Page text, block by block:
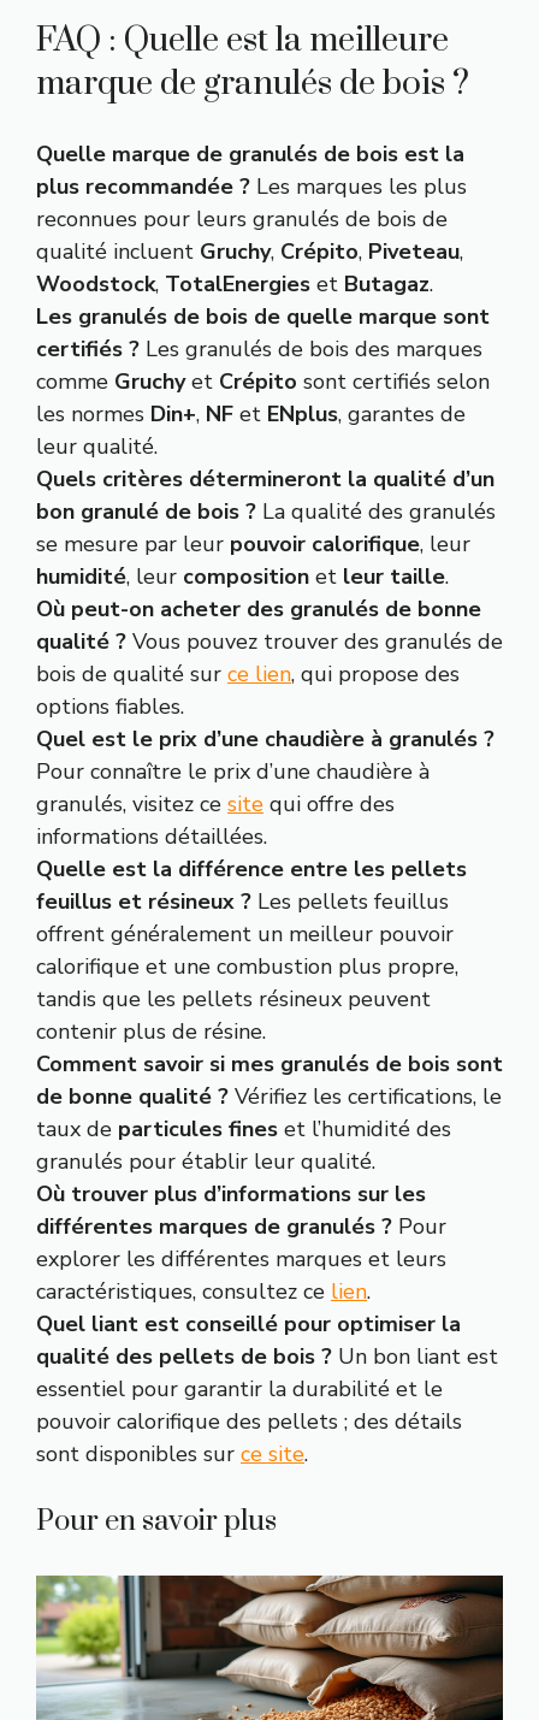
FAQ : Quelle est la meilleure
marque de granulés de bois ?
Quelle marque de granulés de bois est la
plus recommandée ? Les marques les plus
reconnues pour leurs granulés de bois de
qualité incluent Gruchy, Crépito, Piveteau,
Woodstock, TotalEnergies et Butagaz.
Les granulés de bois de quelle marque sont
certifiés ? Les granulés de bois des marques
comme Gruchyet Crépito sont certifiés selon
les normes Din+, NF et ENplus, garantes de
leur qualité.
Quels critères détermineront la qualité d’un
bon granulé de bois ? La qualité des granulés
se mesure par leur pouvoir calorifique, leur
humidité, leur composition et leur taille.
Où peut-on acheter des granulés de bonne
qualité ? Vous pouvez trouver des granulés de
bois de qualité sur ce lien, qui propose des
options fiables.
Quel est le prix d’une chaudière à granulés ?
Pour connaître le prix d’une chaudière à
granulés, visitez ce site qui offre des
informations détaillées.
Quelle est la différence entre les pellets
feuillus et résineux ? Les pellets feuillus
offrent généralement un meilleur pouvoir
calorifique et une combustion plus propre,
tandis que les pellets résineux peuvent
contenir plus de résine.
Comment savoir si mes granulés de bois sont
de bonne qualité ? Vérifiez les certifications, le
taux de particules fines et l’humidité des
granulés pour établir leur qualité.
Où trouver plus d’informations sur les
différentes marques de granulés ? Pour
explorer les différentes marques et leurs
caractéristiques, consultez ce lien.
Quel liant est conseillé pour optimiser la
qualité des pellets de bois ? Un bon liant est
essentiel pour garantir la durabilité et le
pouvoir calorifique des pellets ; des détails
sont disponibles sur ce site.
Pour en savoir plus